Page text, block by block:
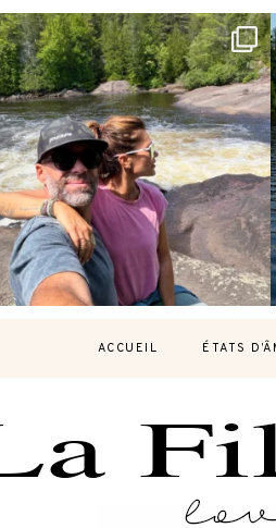
Les Laurentides, le Québec version
nature.
...
314 47
ACCUEIL ÉTATS